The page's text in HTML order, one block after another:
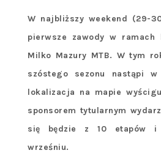
W najbliższy weekend (29-
pierwsze zawody w ramach
Milko Mazury MTB. W tym
szóstego sezonu nastąpi
lokalizacja na mapie
sponsorem tytularnym
się będzie z 10 etapów i
wrześniu.